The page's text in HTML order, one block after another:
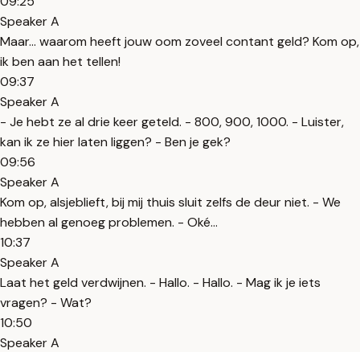
Speaker A
Maar... waarom heeft jouw oom zoveel contant geld? Kom op,
ik ben aan het tellen!
09:37
Speaker A
- Je hebt ze al drie keer geteld. - 800, 900, 1000. - Luister,
kan ik ze hier laten liggen? - Ben je gek?
09:56
Speaker A
Kom op, alsjeblieft, bij mij thuis sluit zelfs de deur niet. - We
hebben al genoeg problemen. - Oké...
10:37
Speaker A
Laat het geld verdwijnen. - Hallo. - Hallo. - Mag ik je iets
vragen? - Wat?
10:50
Speaker A